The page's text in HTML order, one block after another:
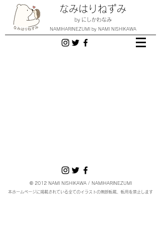
なみはりねずみ
by にしかわなみ
NAMIHARINEZUMI by NAMI NISHIKAWA
© 2012 NAMI NISHIKAWA / NAMIHARINEZUMI
本ホームページに掲載されている全てのイラストの無断転載、転用を禁止します